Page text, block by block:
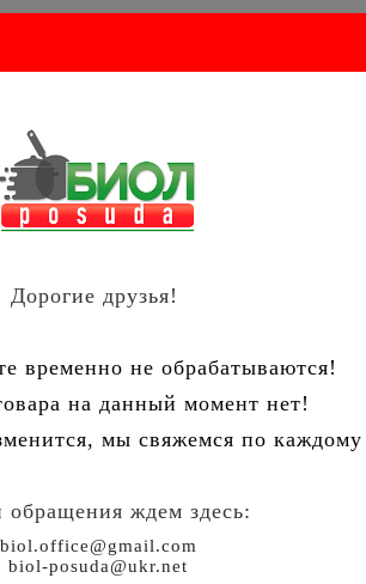
Дорогие друзья!
временно не обрабатываются!
на данный момент нет!
мы свяжемся по каждому
ждем здесь:
biol.office@gmail.com
biol-posuda@ukr.net